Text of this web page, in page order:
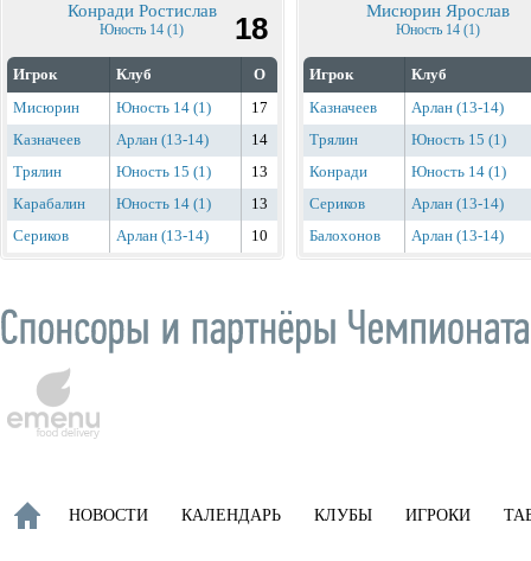
Конради Ростислав
Юность 14 (1) 18
Игрок Клуб
О
Мисюрин
Юность 14 (1)
17
Казначеев
Арлан (13-14)
14
Трялин
Юность 15 (1)
13
Карабалин
Юность 14 (1)
13
Сериков
Арлан (13-14) 10
Мисюрин Ярослав
Юность 14 (1)
Игрок
Клуб
Казначеев
Арлан (13-14)
Трялин
Юность 15 (1)
Конради
Юность 14 (1)
Сериков
Арлан (13-14)
Балохонов
Арлан (13-14)
НОВОСТИ КАЛЕНДАРЬ КЛУБЫ ИГРОКИ